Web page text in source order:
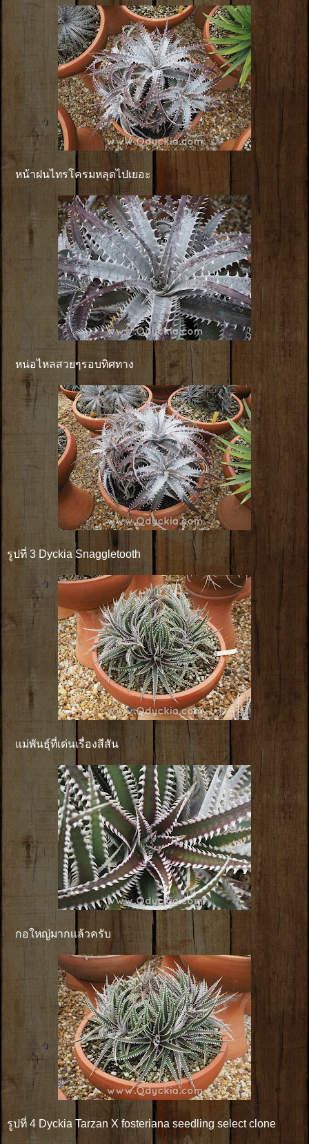
หน้าฝนไทรโครมหลุดไปเยอะ
หน่อไหลสวยๆรอบทิศทาง
รูปที่ 3 Dyckia Snaggletooth
แม่พันธุ์ที่เด่นเรื่องสีสัน
กอใหญ่มากเเล้วครับ
รูปที่ 4 Dyckia Tarzan X fosteriana seedling select clone